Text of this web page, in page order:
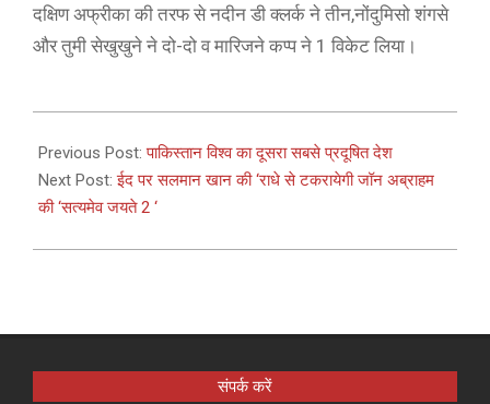
दक्षिण अफ्रीका की तरफ से नदीन डी क्लर्क ने तीन,नोंदुमिसो शंगसे
और तुमी सेखुखुने ने दो-दो व मारिजने कप्प ने 1 विकेट लिया।
03-
17
Previous Post:पाकिस्तान विश्व का दूसरा सबसे प्रदूषित देश
Next Post:ईद पर सलमान खान की ‘राधे से टकरायेगी जॉन अब्राहम
की ‘सत्यमेव जयते 2 ‘
संपर्क करें